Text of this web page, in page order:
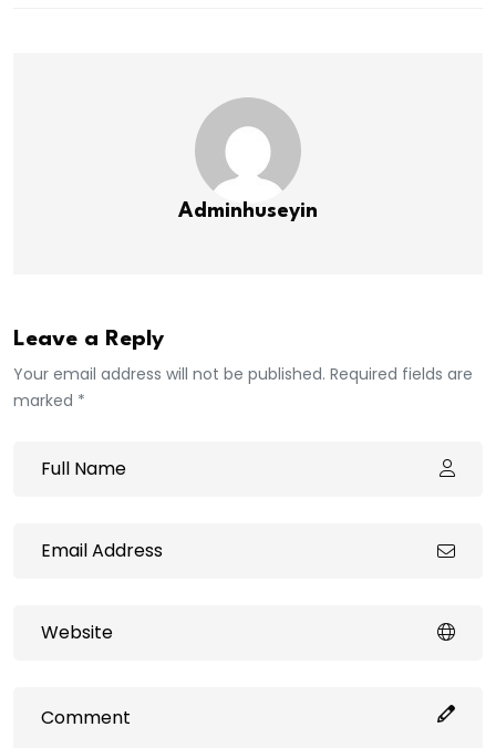
Adminhuseyin
Leave a Reply
Your email address will not be published. Required fields are
marked *